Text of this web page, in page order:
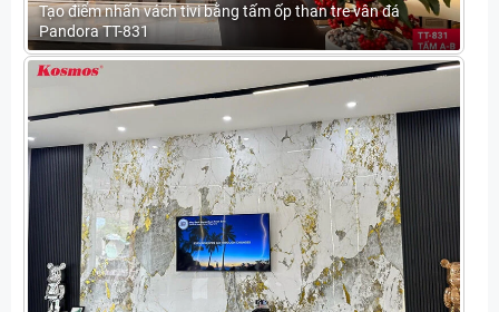
Tạo điểm nhấn vách tivi bằng tấm ốp than tre vân đá
Pandora TT-831